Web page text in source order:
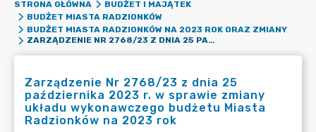
STRONA GŁÓWNA
BUDŻET I MAJĄTEK
BUDŻET MIASTA RADZIONKÓW
BUDŻET MIASTA RADZIONKÓW NA 2023 ROK ORAZ ZMIANY
ZARZĄDZENIE NR 2768/23 Z DNIA 25 PAŹDZIERNIKA 2023 R. W SPRAWIE ZMIANY UKŁADU WYKONAWCZEGO BUDŻETU MIASTA RADZIONKÓW NA 2023 ROK
Zarządzenie Nr 2768/23 z dnia 25
października 2023 r. w sprawie zmiany
układu wykonawczego budżetu Miasta
Radzionków na 2023 rok